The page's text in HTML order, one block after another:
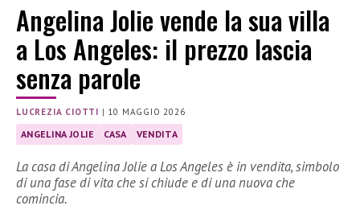
Angelina Jolie vende la sua villa
a Los Angeles: il prezzo lascia
senza parole
LUCREZIA CIOTTI | 10 MAGGIO 2026
ANGELINA JOLIE CASA VENDITA
La casa di Angelina Jolie a Los Angeles è in vendita, simbolo
di una fase di vita che si chiude e di una nuova che
comincia.